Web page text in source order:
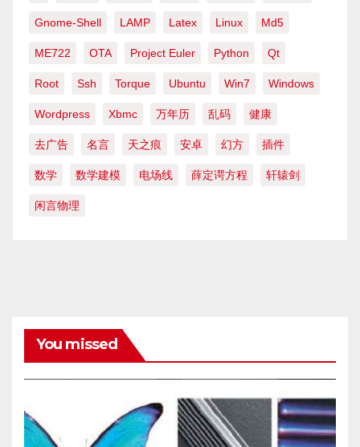
Gnome-Shell LAMP Latex Linux Md5
ME722 OTA Project Euler Python Qt
Root Ssh Torque Ubuntu Win7 Windows
Wordpress Xbmc 万年历 乱码 健康
去广告 名言 天之痕 安卓 幻方 插件
数学 数学建模 电场线 薛定谔方程 轩辕剑
闲言物理
You missed